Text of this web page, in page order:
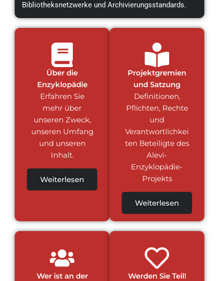
Bibliotheksnetzwerke und Archivierungsstandards.
Über die
Enzyklopädie
Erfahren Sie
mehr über
unseren Zweck,
unseren Umfang
und unseren
Inhalt.
Weiterlesen
Projektgremien
und Satzung
Definitionen,
Pflichten, Rechte
und
Verantwortlichkei
ten Beteiligte des
Alevi-
Enzyklopädie-
Projekts
Weiterlesen
Wer ist an der
Werden Sie Teil!